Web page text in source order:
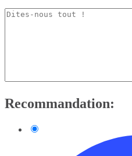
Recommandation: